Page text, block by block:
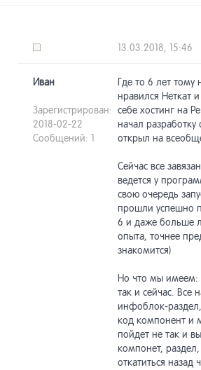
13.03.2018, 15:46
Иван
Зарегистрирован:
2018-02-22
Сообщений: 1
Где то 6 лет
нравился Неткат
себе хостинг на
начал
открыл на
Сейчас все
ведется у
свою очередь
прошли успешно
6 и даже больше
опыта, точнее
знакомится)
Но что мы имеем:
так и сейчас. Все
инфоблок-раздел,
код компонент и
пойдет не так и
компонет,
откатиться назад